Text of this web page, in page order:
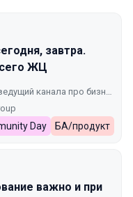
завтра.
ЖЦ
Day БА/продукт
важно и при